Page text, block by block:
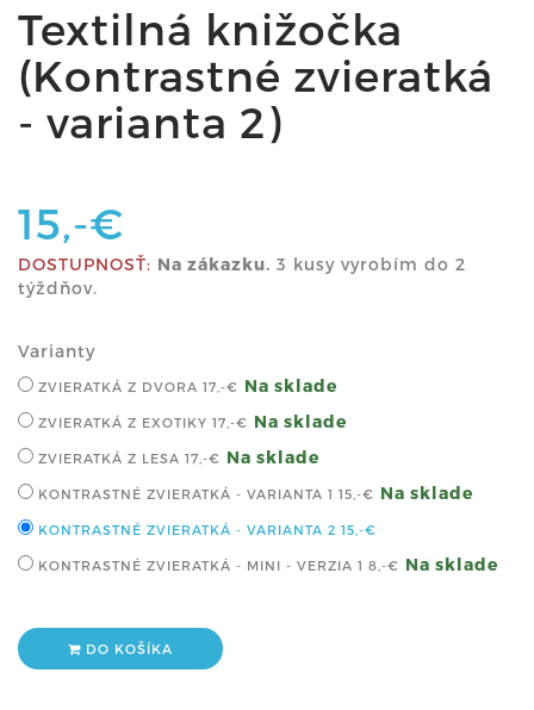
Textilná knižočka
(Kontrastné zvieratká
- varianta 2)
15,-€
DOSTUPNOSŤ: Na zákazku. 3 kusy vyrobím do 2
týždňov.
Varianty
ZVIERATKÁ Z DVORA 17,-€ Na sklade
ZVIERATKÁ Z EXOTIKY 17,-€ Na sklade
ZVIERATKÁ Z LESA 17,-€ Na sklade
KONTRASTNÉ ZVIERATKÁ - VARIANTA 1 15,-€ Na sklade
KONTRASTNÉ ZVIERATKÁ - VARIANTA 2 15,-€
KONTRASTNÉ ZVIERATKÁ - MINI - VERZIA 1 8,-€ Na sklade
DO KOŠÍKA